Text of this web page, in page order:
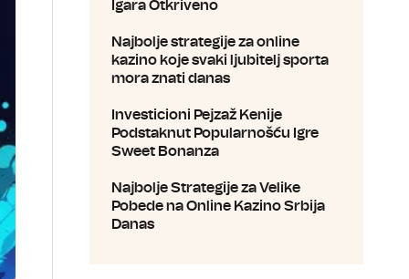
Igara Otkriveno
Najbolje strategije za online
kazino koje svaki ljubitelj sporta
mora znati danas
Investicioni Pejzaž Kenije
Podstaknut Popularnošću Igre
Sweet Bonanza
Najbolje Strategije za Velike
Pobede na Online Kazino Srbija
Danas